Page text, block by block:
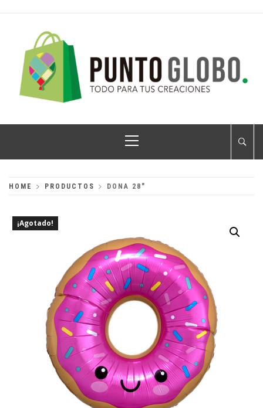
PUNTO GLOBO
Menu
HOME PRODUCTOS DONA 28″
¡Agotado!